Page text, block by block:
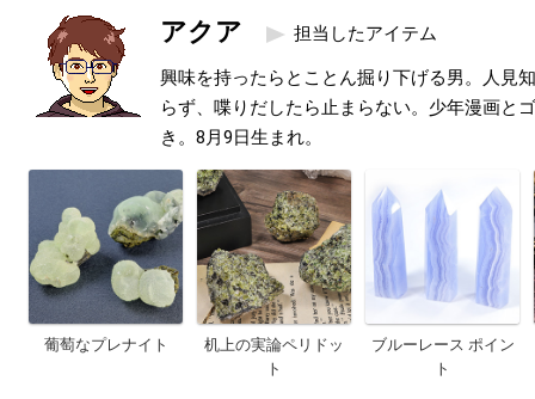
アクア 担当したアイテム
興味を持ったらとことん掘り下げる男。人見
らず、喋りだしたら止まらない。少年漫画と
き。8月9日生まれ。
葡萄なプレナイト
机上の実論ペリドッ
ト
ブルーレース ポイン
ト